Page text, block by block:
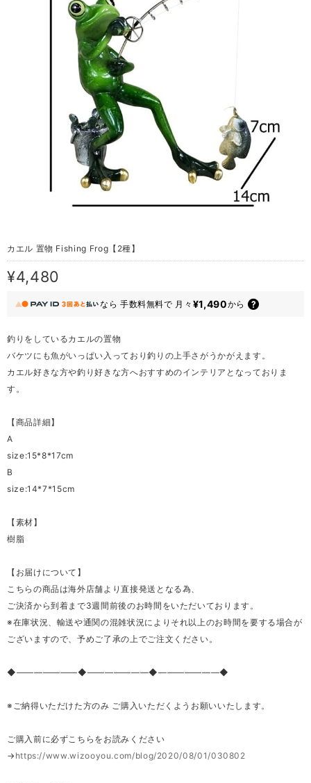
カエル 置物 Fishing Frog【2種】
¥4,480
なら 手数料無料で 月々 ¥1,490から
釣りをしているカエルの置物
バケツにも魚がいっぱい入っており釣りの上手さがうかがえます。
カエル好きな方や釣り好きな方へおすすめのインテリアとなっておりま
す。
【商品詳細】
A
size:15*8*17cm
B
size:14*7*15cm
【素材】
樹脂
【お届けについて】
こちらの商品は海外店舗より直接発送となる為、
ご決済から到着まで3週間前後のお時間をいただいております。
※在庫状況、輸送や通関の混雑状況によりそれ以上のお時間を要する場合が
ございますので、予めご了承の上でご注文ください。
◆―――――――◆―――――――◆―――――――◆
※ご納得いただけた方のみ ご購入いただくようお願いいたします。
ご購入前に必ずこちらをお読みください
→ https://www.wizooyou.com/blog/2020/08/01/030802